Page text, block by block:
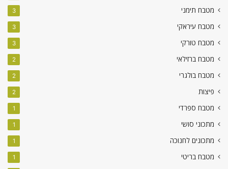
מטבח תימני 3
מטבח עיראקי 3
מטבח טורקי 3
מטבח ברזילאי 2
מטבח בולגרי 2
פיצות 2
מטבח ספרדי 1
מתכוני סושי 1
מתכונים לחנוכה 1
מטבח בריטי 1